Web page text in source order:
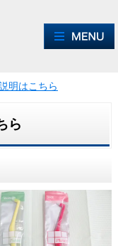
明はこちら
ら